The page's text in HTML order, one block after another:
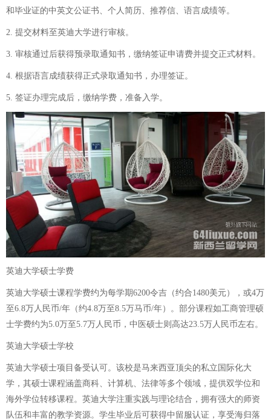
和毕业证的中英文公证书、个人简历、推荐信、语言成绩等。
2. 提交材料至英迪大学进行审核。
3. 审核通过后获得预录取通知书，缴纳签证申请费并提交正式材料。
4. 根据语言成绩获得正式录取通知书，办理签证。
5. 签证办理完成后，缴纳学费，准备入学。
英迪大学硕士学费
英迪大学硕士课程学费约为每学期6200令吉（约合1480美元），或4万
至6.8万人民币/年（约4.8万至8.5万马币/年）。部分课程如工商管理硕
士学费约为5.0万至5.7万人民币，中医硕士则高达23.5万人民币左右。
英迪大学硕士学校
英迪大学硕士项目备受认可。该校是马来西亚顶尖的私立国际化大
学，其硕士课程涵盖商科、计算机、法律等多个领域，提供双学位和
海外学位转移课程。英迪大学注重实践与理论结合，拥有强大的师资
队伍和丰富的教学资源。学生毕业后可获得中留服认证，享受海归落